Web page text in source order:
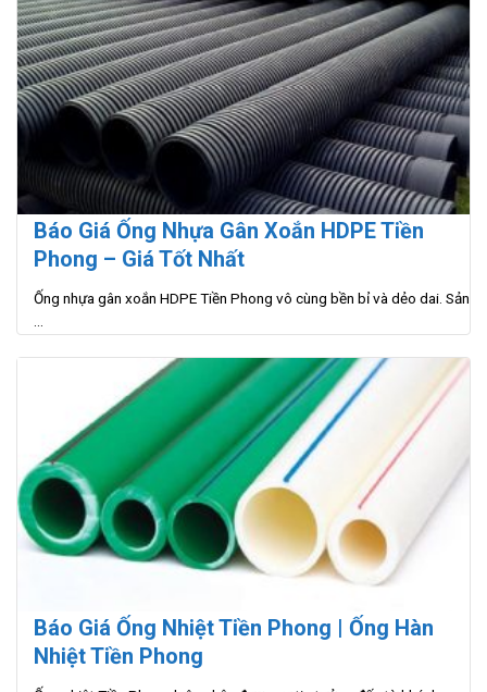
Báo Giá Ống Nhựa Gân Xoắn HDPE Tiền
Phong – Giá Tốt Nhất
Ống nhựa gân xoắn HDPE Tiền Phong vô cùng bền bỉ và dẻo dai. Sản
Báo Giá Ống Nhiệt Tiền Phong | Ống Hàn
Nhiệt Tiền Phong